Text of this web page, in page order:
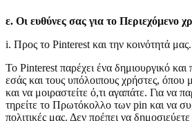
ε. Οι ευθύνες σας για το Περιεχόμενο
i. Προς το Pinterest και την κοινότητά μας.
Το Pinterest παρέχει ένα δημιουργικό και
εσάς και τους υπόλοιπους χρήστες, όπου
και να μοιραστείτε ό,τι αγαπάτε. Για να
τηρείτε το Πρωτόκολλο των pin και να
πολιτικές μας. Δεν πρέπει να